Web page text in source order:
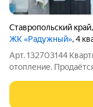
Ставропольский край,
ЖК «Радужный», 4
Арт. 132703144
отопление.
удобная
купе, совмещенный